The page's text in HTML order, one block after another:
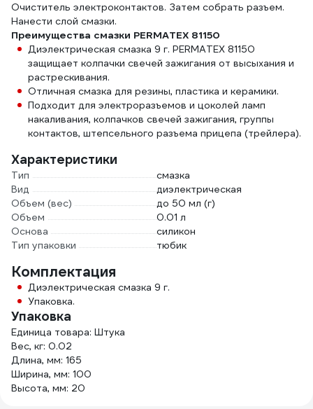
Очиститель электроконтактов. Затем собрать разъем.
Нанести слой смазки.
Преимущества смазки PERMATEX 81150
Диэлектрическая смазка 9 г. PERMATEX 81150
защищает колпачки свечей зажигания от высыхания и
растрескивания.
Отличная смазка для резины, пластика и керамики.
Подходит для электроразъемов и цоколей ламп
накаливания, колпачков свечей зажигания, группы
контактов, штепсельного разъема прицепа (трейлера).
Характеристики
Тип
смазка
Вид
диэлектрическая
Объем (вес)
до 50 мл (г)
Объем
0.01 л
Основа
силикон
Тип упаковки
тюбик
Комплектация
Диэлектрическая смазка 9 г.
Упаковка.
Упаковка
Единица товара: Штука
Вес, кг: 0.02
Длина, мм: 165
Ширина, мм: 100
Высота, мм: 20